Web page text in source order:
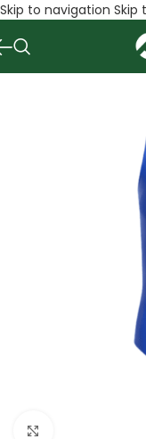
Skip to navigation Skip